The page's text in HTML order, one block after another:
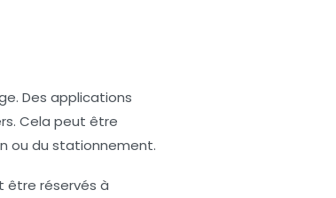
Des applications
Cela peut être
ou du stationnement.
être réservés à